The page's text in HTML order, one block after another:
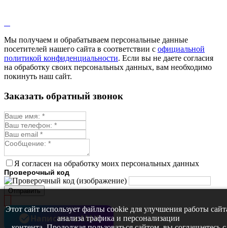
Мы получаем и обрабатываем персональные данные
посетителей нашего сайта в соответствии с официальной
политикой конфиденциальности. Если вы не даете согласия
на обработку своих персональных данных, вам необходимо
покинуть наш сайт.
Этот сайт использует файлы cookie для улучшения работы
анализа трафика и персонализации
Заказать обратный звонок
Я согласен на обработку моих персональных данных
Проверочный код
Отправить
Написать в MAX